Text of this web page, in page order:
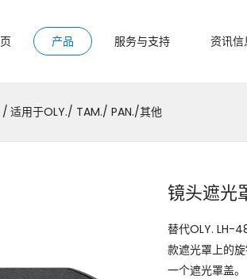
产品 服务与支持 资讯信
适用于OLY./ TAM./ PAN./其他
镜头遮光
替代OLY. LH-
款遮光罩上的
一个遮光罩盖。